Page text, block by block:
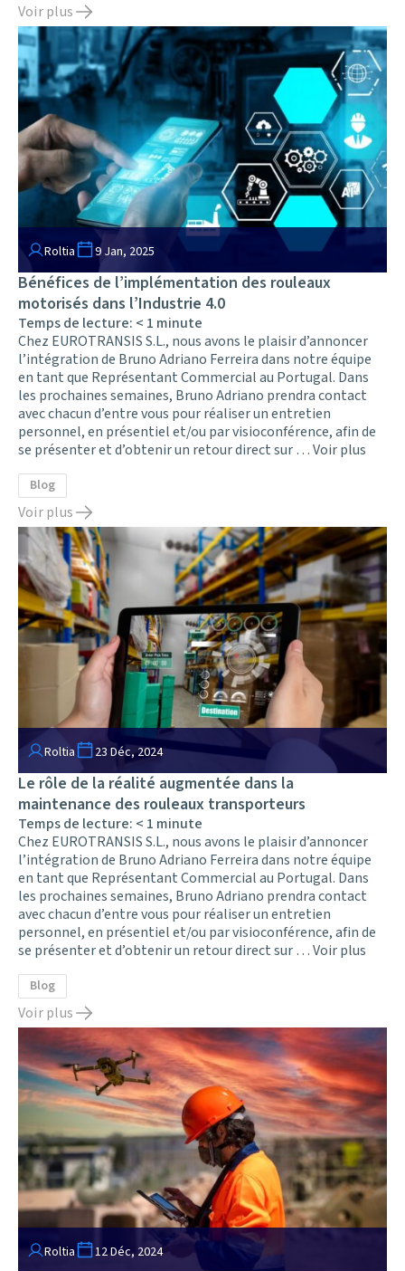
Voir plus
Roltia 9 Jan, 2025
Bénéfices de l’implémentation des rouleaux
motorisés dans l’Industrie 4.0
Temps de lecture: < 1 minute
Chez EUROTRANSIS S.L., nous avons le plaisir d’annoncer
l’intégration de Bruno Adriano Ferreira dans notre équipe
en tant que Représentant Commercial au Portugal. Dans
les prochaines semaines, Bruno Adriano prendra contact
avec chacun d’entre vous pour réaliser un entretien
personnel, en présentiel et/ou par visioconférence, afin de
se présenter et d’obtenir un retour direct sur …Voir plus
Blog
Voir plus
Roltia 23 Déc, 2024
Le rôle de la réalité augmentée dans la
maintenance des rouleaux transporteurs
Temps de lecture: < 1 minute
Chez EUROTRANSIS S.L., nous avons le plaisir d’annoncer
l’intégration de Bruno Adriano Ferreira dans notre équipe
en tant que Représentant Commercial au Portugal. Dans
les prochaines semaines, Bruno Adriano prendra contact
avec chacun d’entre vous pour réaliser un entretien
personnel, en présentiel et/ou par visioconférence, afin de
se présenter et d’obtenir un retour direct sur …Voir plus
Blog
Voir plus
Roltia 12 Déc, 2024